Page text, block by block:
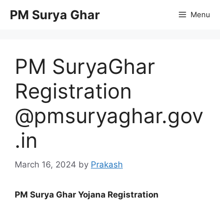
PM Surya Ghar Menu
PM SuryaGhar
Registration
@pmsuryaghar.gov
.in
March 16, 2024 by Prakash
PM Surya Ghar Yojana Registration